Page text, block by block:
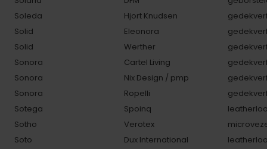
Soleda
Hjort Knudsen
Solid
Eleonora
Solid
Werther
Sonora
Cartel Living
Sonora
Nix Design / pmp
Sonora
Ropelli
Sotega
Spoinq
Sotho
Verotex
Soto
Dux International